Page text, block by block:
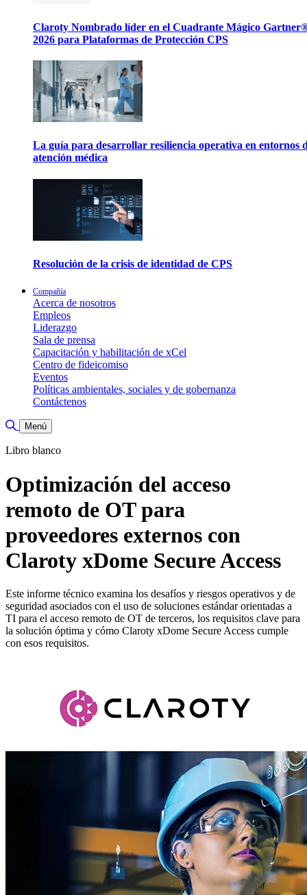
Claroty Nombrado líder en el Cuadrante Mágico
2026 para Plataformas de Protección CPS
La guía para desarrollar resiliencia operativa en entornos
atención médica
Resolución de la crisis de identidad de CPS
Compañía
Acerca de nosotros
Empleos
Liderazgo
Sala de prensa
Capacitación y habilitación de xCel
Centro de fideicomiso
Eventos
Políticas ambientales, sociales y de gobernanza
Contáctenos
Alternar búsqueda
Menú
Libro blanco
Optimización del acceso
remoto de OT para
proveedores externos con
Claroty xDome Secure Access
Este informe técnico examina los desafíos y riesgos operativos y de
seguridad asociados con el uso de soluciones estándar orientadas a
TI para el acceso remoto de OT de terceros, los requisitos clave para
la solución óptima y cómo Claroty xDome Secure Access cumple
con esos requisitos.